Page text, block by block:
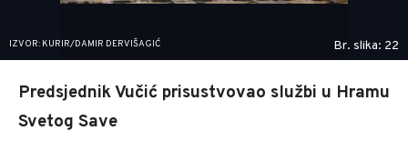
IZVOR: KURIR/DAMIR DERVIŠAGIĆ Br. slika: 22
Predsjednik Vučić prisustvovao službi u Hramu
Svetog Save